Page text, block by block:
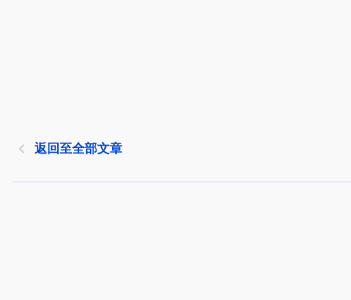
返回至全部文章